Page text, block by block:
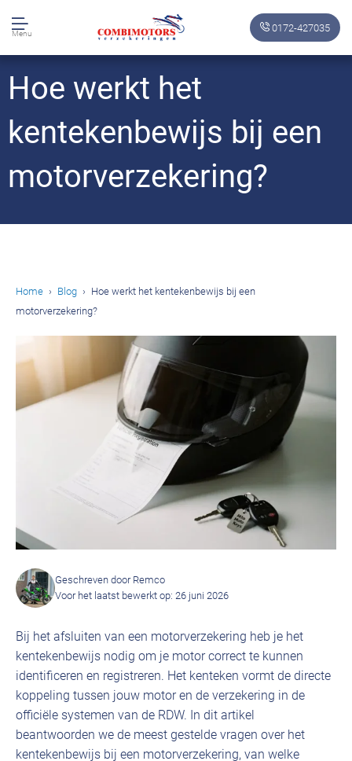
Menu 0172-427035
Hoe werkt het
kentekenbewijs bij een
motorverzekering?
Home Blog
Hoe werkt het kentekenbewijs bij een
motorverzekering?
Geschreven door Remco
Voor het laatst bewerkt op: 26 juni 2026
Bij het afsluiten van een motorverzekering heb je het
kentekenbewijs nodig om je motor correct te kunnen
identificeren en registreren. Het kenteken vormt de directe
koppeling tussen jouw motor en de verzekering in de
officiële systemen van de RDW. In dit artikel
beantwoorden we de meest gestelde vragen over het
kentekenbewijs bij een motorverzekering, van welke